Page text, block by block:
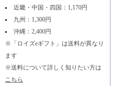
近畿・中国・四国：1,170円
九州：1,300円
沖縄：2,400円
※「ロイズeギフト」は送料が異なり
ます
※送料について詳しく知りたい方は
こちら